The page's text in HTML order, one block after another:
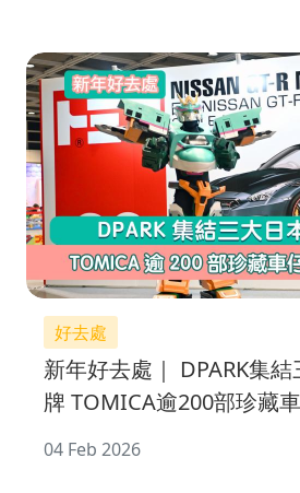
好去處
新年好去處｜ DPARK集
牌 TOMICA逾200部珍藏車仔展覽震撼登
04 Feb 2026